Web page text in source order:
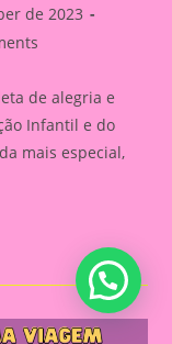
de 2023
de alegria e
Infantil e do
mais especial,